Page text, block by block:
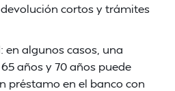
cortos y trámites
: en algunos casos, una
años y 70 años puede
préstamo en el banco con